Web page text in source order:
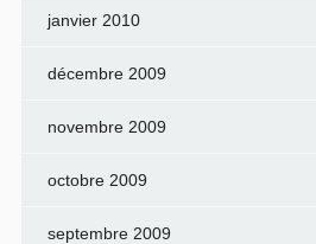
janvier 2010
décembre 2009
novembre 2009
octobre 2009
septembre 2009